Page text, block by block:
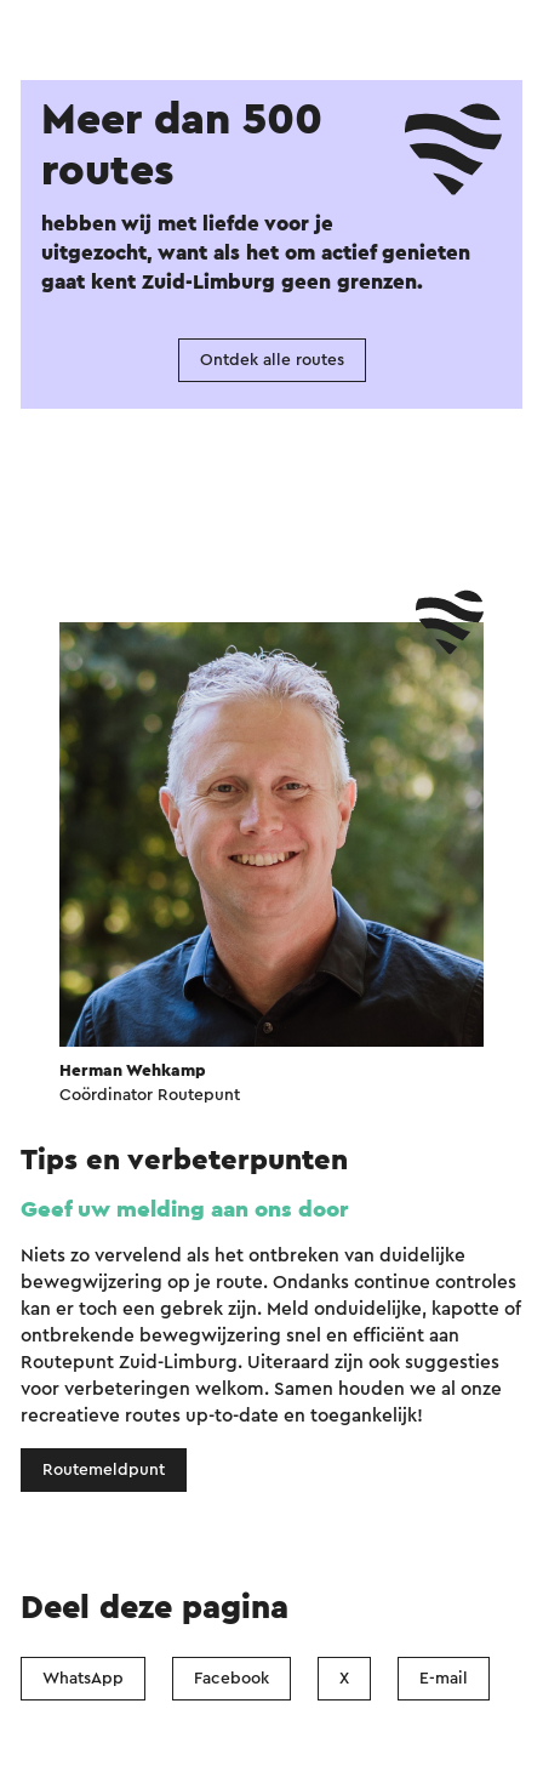
Meer dan 500
routes
hebben wij met liefde voor je
uitgezocht, want als het om actief genieten
gaat kent Zuid-Limburg geen grenzen.
Ontdek alle routes
Herman Wehkamp
Coördinator Routepunt
Tips en verbeterpunten
Geef uw melding aan ons door
Niets zo vervelend als het ontbreken van duidelijke
bewegwijzering op je route. Ondanks continue controles
kan er toch een gebrek zijn. Meld onduidelijke, kapotte of
ontbrekende bewegwijzering snel en efficiënt aan
Routepunt Zuid-Limburg. Uiteraard zijn ook suggesties
voor verbeteringen welkom. Samen houden we al onze
recreatieve routes up-to-date en toegankelijk!
Routemeldpunt
Deel deze pagina
WhatsApp Facebook X E-mail